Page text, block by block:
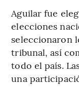
Aguilar fue
elecciones
seleccionaron
tribunal, así
todo el país.
una